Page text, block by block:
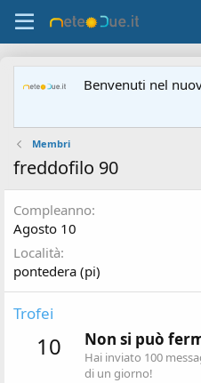
Benvenuti nel
Membri
freddofilo 90
Compleanno
Agosto 10
Località
pontedera (pi)
Trofei
10 Non si può
Hai inviato 100
di un giorno!